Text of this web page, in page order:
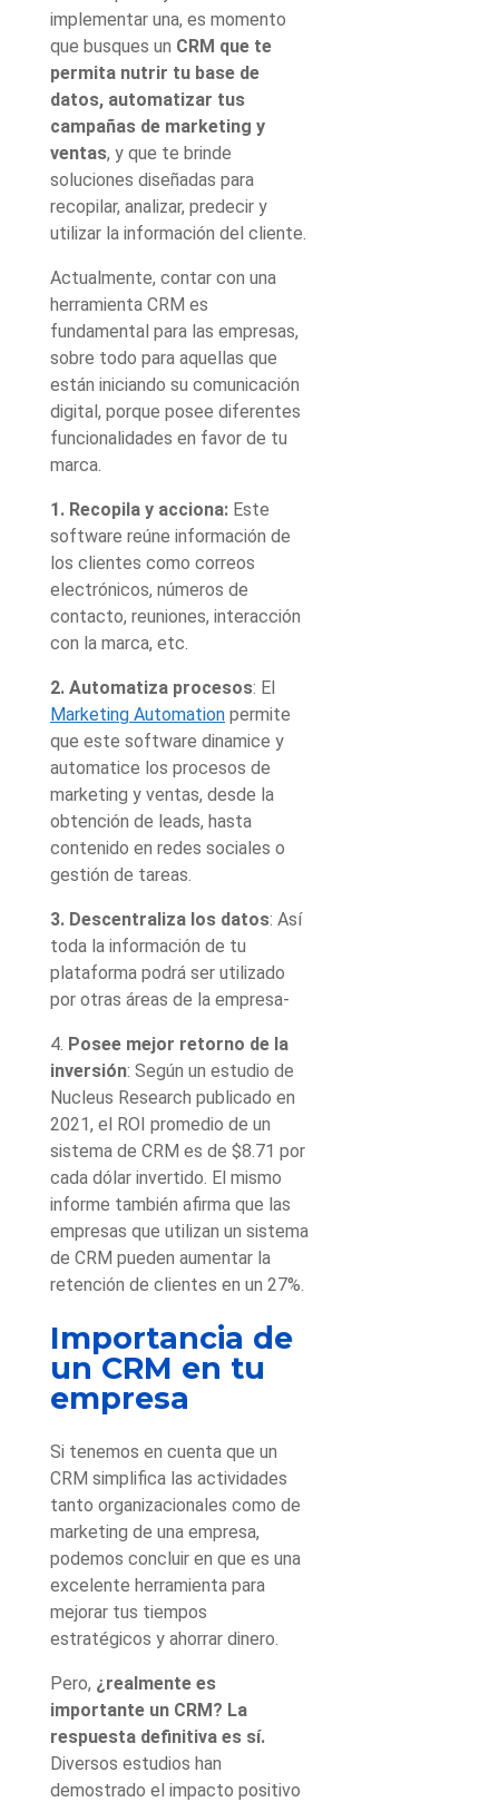
implementar una, es momento
que busques un CRM que te
permita nutrir tu base de
datos, automatizar tus
campañas de marketing y
ventas, y que te brinde
soluciones diseñadas para
recopilar, analizar, predecir y
utilizar la información del cliente.
Actualmente, contar con una
herramienta CRM es
fundamental para las empresas,
sobre todo para aquellas que
están iniciando su comunicación
digital, porque posee diferentes
funcionalidades en favor de tu
marca.
1. Recopila y acciona: Este
software reúne información de
los clientes como correos
electrónicos, números de
contacto, reuniones, interacción
con la marca, etc.
2. Automatiza procesos: El
Marketing Automation permite
que este software dinamice y
automatice los procesos de
marketing y ventas, desde la
obtención de leads, hasta
contenido en redes sociales o
gestión de tareas.
3. Descentraliza los datos: Así
toda la información de tu
plataforma podrá ser utilizado
por otras áreas de la empresa-
4. Posee mejor retorno de la
inversión: Según un estudio de
Nucleus Research publicado en
2021, el ROI promedio de un
sistema de CRM es de $8.71 por
cada dólar invertido. El mismo
informe también afirma que las
empresas que utilizan un sistema
de CRM pueden aumentar la
retención de clientes en un 27%.
Importancia de
un CRM en tu
empresa
Si tenemos en cuenta que un
CRM simplifica las actividades
tanto organizacionales como de
marketing de una empresa,
podemos concluir en que es una
excelente herramienta para
mejorar tus tiempos
estratégicos y ahorrar dinero.
Pero, ¿realmente es
importante un CRM? La
respuesta definitiva es sí.
Diversos estudios han
demostrado el impacto positivo